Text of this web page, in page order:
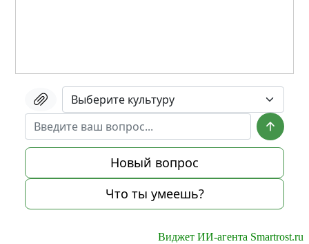
Виджет ИИ-агента Smartrost.ru